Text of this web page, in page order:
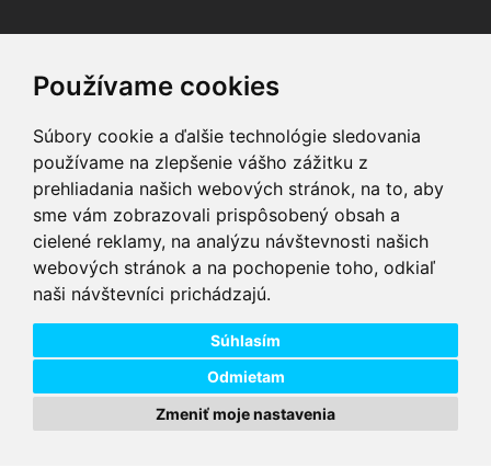
Používame cookies
Súbory cookie a ďalšie technológie sledovania
používame na zlepšenie vášho zážitku z
prehliadania našich webových stránok, na to, aby
sme vám zobrazovali prispôsobený obsah a
cielené reklamy, na analýzu návštevnosti našich
webových stránok a na pochopenie toho, odkiaľ
naši návštevníci prichádzajú.
Súhlasím
Odmietam
Zmeniť moje nastavenia
Facebook Instagram
VIP servis
na zakúpené
elektrobicykle
Testovacia trať
možnosť vyskúšať si
elektrobicykle
Doprava ZADARMO
pre objednávky nad tovar skladom pri
Copyright © 2026 DD PNEU s.r.o. Všetky práva vyhradené. bb9